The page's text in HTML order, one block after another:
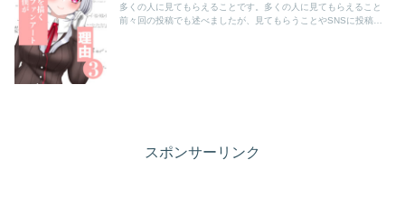
多くの人に見てもらえることです。多くの人に見てもらえること
前々回の投稿でも述べましたが、見てもらうことやSNSに投稿す
スポンサーリンク